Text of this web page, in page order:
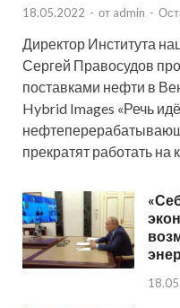
18.05.2022 - от admin -
Директор Института
Сергей Правосудов
поставками нефти в
Hybrid Images «Речь
прекратят работать на